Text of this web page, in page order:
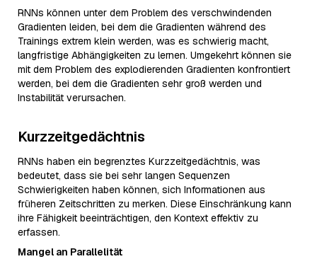
RNNs können unter dem Problem des verschwindenden
Gradienten leiden, bei dem die Gradienten während des
Trainings extrem klein werden, was es schwierig macht,
langfristige Abhängigkeiten zu lernen. Umgekehrt können sie
mit dem Problem des explodierenden Gradienten konfrontiert
werden, bei dem die Gradienten sehr groß werden und
Instabilität verursachen.
Kurzzeitgedächtnis
RNNs haben ein begrenztes Kurzzeitgedächtnis, was
bedeutet, dass sie bei sehr langen Sequenzen
Schwierigkeiten haben können, sich Informationen aus
früheren Zeitschritten zu merken. Diese Einschränkung kann
ihre Fähigkeit beeinträchtigen, den Kontext effektiv zu
erfassen.
Mangel an Parallelität